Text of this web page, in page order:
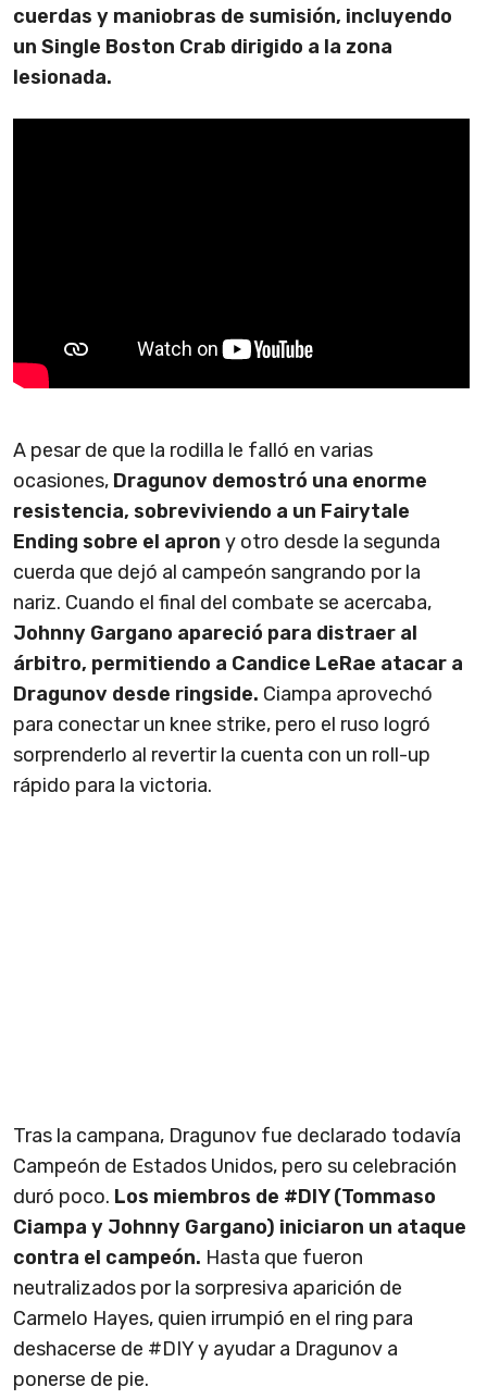
cuerdas y maniobras de sumisión, incluyendo
un Single Boston Crab dirigido a la zona
lesionada.
A pesar de que la rodilla le falló en varias
ocasiones, Dragunov demostró una enorme
resistencia, sobreviviendo a un Fairytale
Ending sobre el apron y otro desde la segunda
cuerda que dejó al campeón sangrando por la
nariz. Cuando el final del combate se acercaba,
Johnny Gargano apareció para distraer al
árbitro, permitiendo a Candice LeRae atacar a
Dragunov desde ringside. Ciampa aprovechó
para conectar un knee strike, pero el ruso logró
sorprenderlo al revertir la cuenta con un roll-up
rápido para la victoria.
Tras la campana, Dragunov fue declarado todavía
Campeón de Estados Unidos, pero su celebración
duró poco. Los miembros de #DIY (Tommaso
Ciampa y Johnny Gargano) iniciaron un ataque
contra el campeón. Hasta que fueron
neutralizados por la sorpresiva aparición de
Carmelo Hayes, quien irrumpió en el ring para
deshacerse de #DIY y ayudar a Dragunov a
ponerse de pie.